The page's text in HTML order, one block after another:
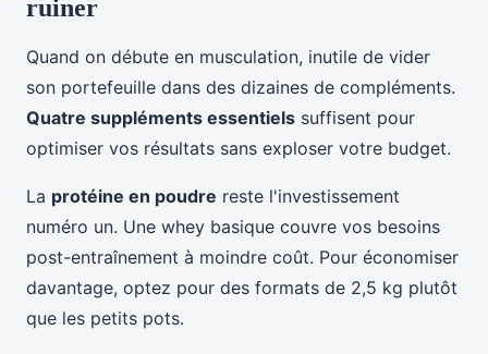
ruiner
Quand on débute en musculation, inutile de vider
son portefeuille dans des dizaines de compléments.
Quatre suppléments essentiels suffisent pour
optimiser vos résultats sans exploser votre budget.
La protéine en poudre reste l'investissement
numéro un. Une whey basique couvre vos besoins
post-entraînement à moindre coût. Pour économiser
davantage, optez pour des formats de 2,5 kg plutôt
que les petits pots.